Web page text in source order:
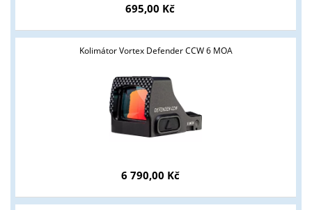
695,00 Kč
Kolimátor Vortex Defender CCW 6 MOA
6 790,00 Kč